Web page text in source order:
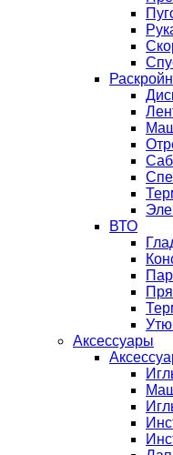
ВТО
Аксессуары